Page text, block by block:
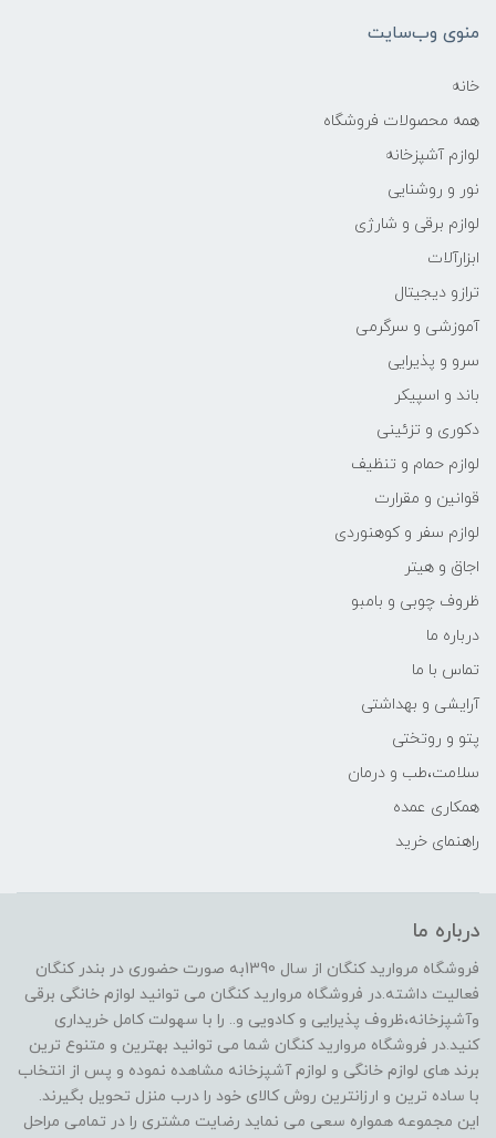
منوی وب‌سایت
خانه
همه محصولات فروشگاه
لوازم آشپزخانه
نور و روشنایی
لوازم برقی و شارژی
ابزارآلات
ترازو دیجیتال
آموزشی و سرگرمی
سرو و پذیرایی
باند و اسپیکر
دکوری و تزئینی
لوازم حمام و تنظیف
قوانین و مقرارت
لوازم سفر و کوهنوردی
اجاق و هیتر
ظروف چوبی و بامبو
درباره ما
تماس با ما
آرایشی و بهداشتی
پتو و روتختی
سلامت،طب و درمان
همکاری عمده
راهنمای خرید
درباره ما
فروشگاه مروارید کنگان از سال 1390به صورت حضوری در بندر کنگان
فعالیت داشته.در فروشگاه مروارید کنگان می توانید لوازم خانگی برقی
وآشپزخانه،ظروف پذیرایی و کادویی و.. را با سهولت کامل خریداری
کنید.در فروشگاه مروارید کنگان شما می توانید بهترین و متنوع ترین
برند های لوازم خانگی و لوازم آشپزخانه مشاهده نموده و پس از انتخاب
با ساده ترین و ارزانترین روش کالای خود را درب منزل تحویل بگیرند.
این مجموعه همواره سعی می نماید رضایت مشتری را در تمامی مراحل